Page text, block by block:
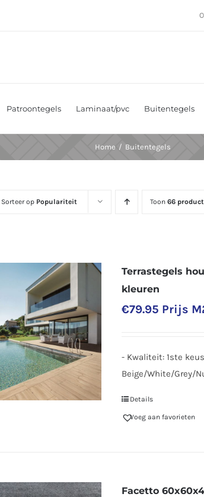
Patroontegels Laminaat/pvc Buitentegels
Home Buitentegels
Sorteer op Populariteit Toon66
Terrastegels
kleuren
€79.95 Prijs
- Kwaliteit: 1ste
Beige/White/Grey/
Details
Voeg aan favorieten
Facetto